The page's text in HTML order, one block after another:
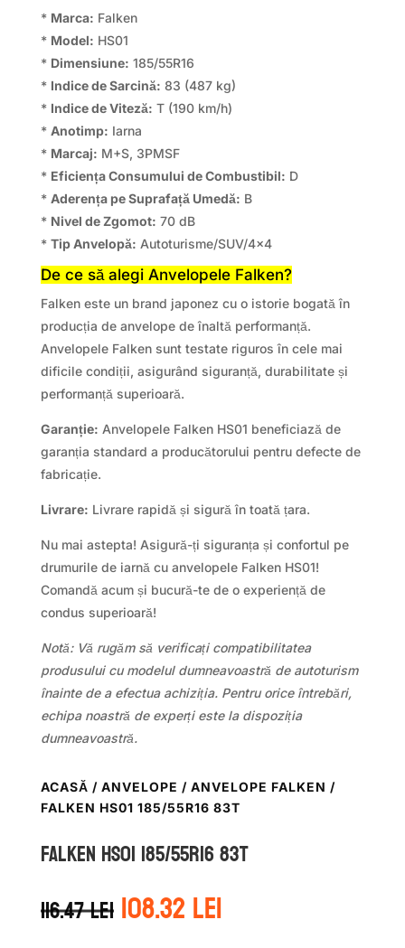
* Marca: Falken
* Model: HS01
* Dimensiune: 185/55R16
* Indice de Sarcină: 83 (487 kg)
* Indice de Viteză: T (190 km/h)
* Anotimp: Iarna
* Marcaj: M+S, 3PMSF
* Eficiența Consumului de Combustibil: D
* Aderența pe Suprafață Umedă: B
* Nivel de Zgomot: 70 dB
* Tip Anvelopă: Autoturisme/SUV/4×4
De ce să alegi Anvelopele Falken?
Falken este un brand japonez cu o istorie bogată în
producția de anvelope de înaltă performanță.
Anvelopele Falken sunt testate riguros în cele mai
dificile condiții, asigurând siguranță, durabilitate și
performanță superioară.
Garanție: Anvelopele Falken HS01 beneficiază de
garanția standard a producătorului pentru defecte de
fabricație.
Livrare: Livrare rapidă și sigură în toată țara.
Nu mai astepta! Asigură-ți siguranța și confortul pe
drumurile de iarnă cu anvelopele Falken HS01!
Comandă acum și bucură-te de o experiență de
condus superioară!
Notă: Vă rugăm să verificați compatibilitatea
produsului cu modelul dumneavoastră de autoturism
înainte de a efectua achiziția. Pentru orice întrebări,
echipa noastră de experți este la dispoziția
dumneavoastră.
ACASĂ / ANVELOPE / ANVELOPE FALKEN /
FALKEN HS01 185/55R16 83T
Falken HS01 185/55R16 83T
116.47lei Prețul
inițial
108.32leiPrețul
curent